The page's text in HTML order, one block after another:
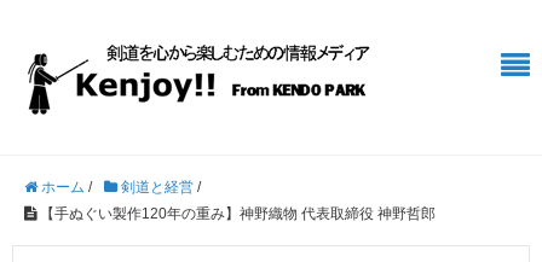
ホーム / 剣道と経営 /
【手ぬぐい製作120年の重み】神野織物 代表取締役 神野哲郎